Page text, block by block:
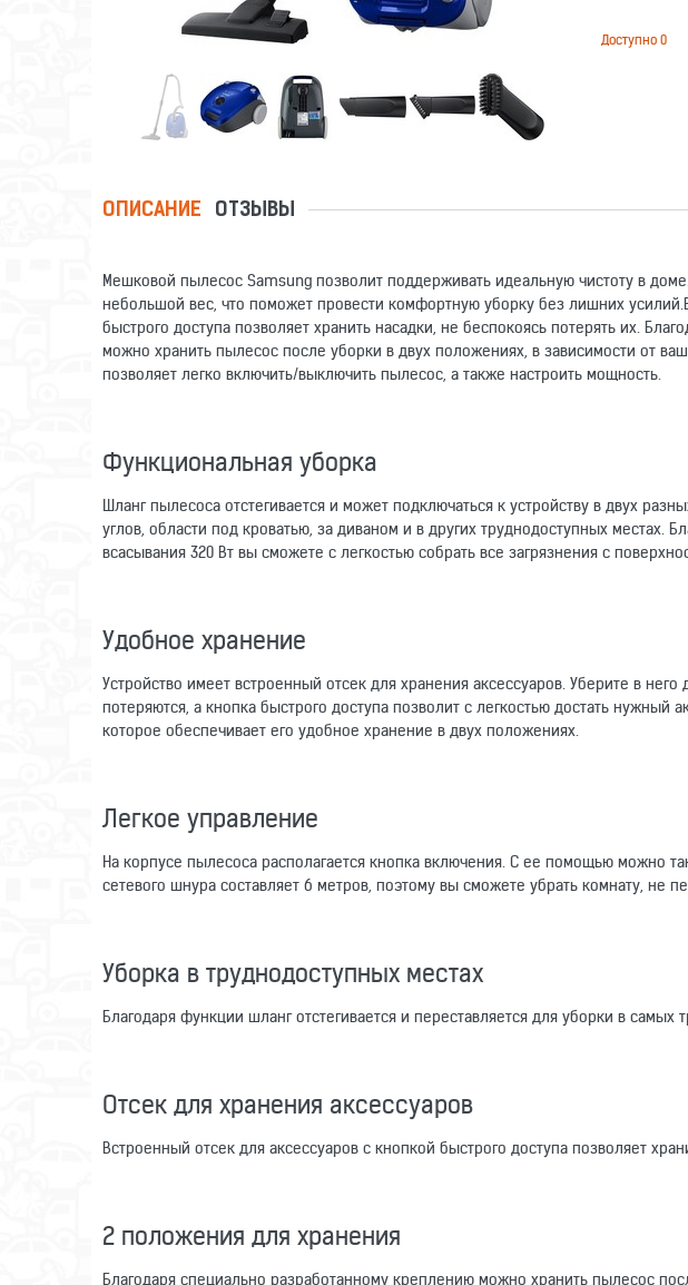
Доступно 0
ОПИСАНИЕ ОТЗЫВЫ
Мешковой пылесос Samsung позволит поддерживать идеальную чистоту в
небольшой вес, что поможет провести комфортную уборку без лишних
быстрого доступа позволяет хранить насадки, не беспокоясь потерять их.
можно хранить пылесос после уборки в двух положениях, в зависимости от
позволяет легко включить/выключить пылесос, а также настроить мощность.
Функциональная уборка
Шланг пылесоса отстегивается и может подключаться к устройству в двух
углов, области под кроватью, за диваном и в других труднодоступных местах.
всасывания 320 Вт вы сможете с легкостью собрать все загрязнения с
Удобное хранение
Устройство имеет встроенный отсек для хранения аксессуаров. Уберите в
потеряются, а кнопка быстрого доступа позволит с легкостью достать нужный
которое обеспечивает его удобное хранение в двух положениях.
Легкое управление
На корпусе пылесоса располагается кнопка включения. С ее помощью можно
сетевого шнура составляет 6 метров, поэтому вы сможете убрать комнату, не
Уборка в труднодоступных местах
Благодаря функции шланг отстегивается и переставляется для уборки в самых
Отсек для хранения аксессуаров
Встроенный отсек для аксессуаров с кнопкой быстрого доступа позволяет
2 положения для хранения
Благодаря специально разработанному креплению можно хранить пылесос